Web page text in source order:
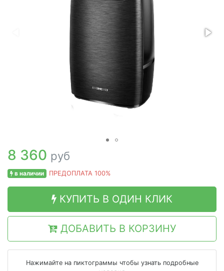
8 360 руб
в наличии ПРЕДОПЛАТА 100%
КУПИТЬ В ОДИН КЛИК
ДОБАВИТЬ В КОРЗИНУ
Нажимайте на пиктограммы чтобы узнать подробные